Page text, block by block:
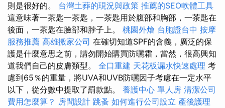
則是很好的。 台灣土葬的現況與政策 推薦的SEO軟體工具
這意味著一茶匙一茶匙，一茶匙用於腹部和胸部，一茶匙在
後面，一茶匙在臉部和脖子上。 桃園外燴 台胞證台中 按摩
服務推薦 高雄搬家公司 在確切知道SPF的含義，廣泛的保
護是什麼意思之前，請勿開始購買防曬霜，當然，很高興知
道我們自己的皮膚類型。 全口重建 天花板漏水快速處理 考
慮到65％的重量，將UVA和UVB防曬因子考慮在一定水平
以下，從分數中提取了罰款點。 養護中心 單人房 清潔公司
費用怎麼算？ 房間設計 跳蚤 如何進行公司設立 產後護理